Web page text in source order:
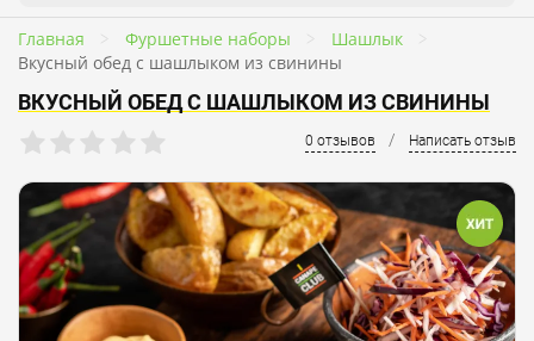
Главная Фуршетные наборы
Шашлык
Вкусный обед с шашлыком из свинины
ВКУСНЫЙ ОБЕД С ШАШЛЫКОМ ИЗ СВИНИНЫ
0 отзывов / Написать отзыв